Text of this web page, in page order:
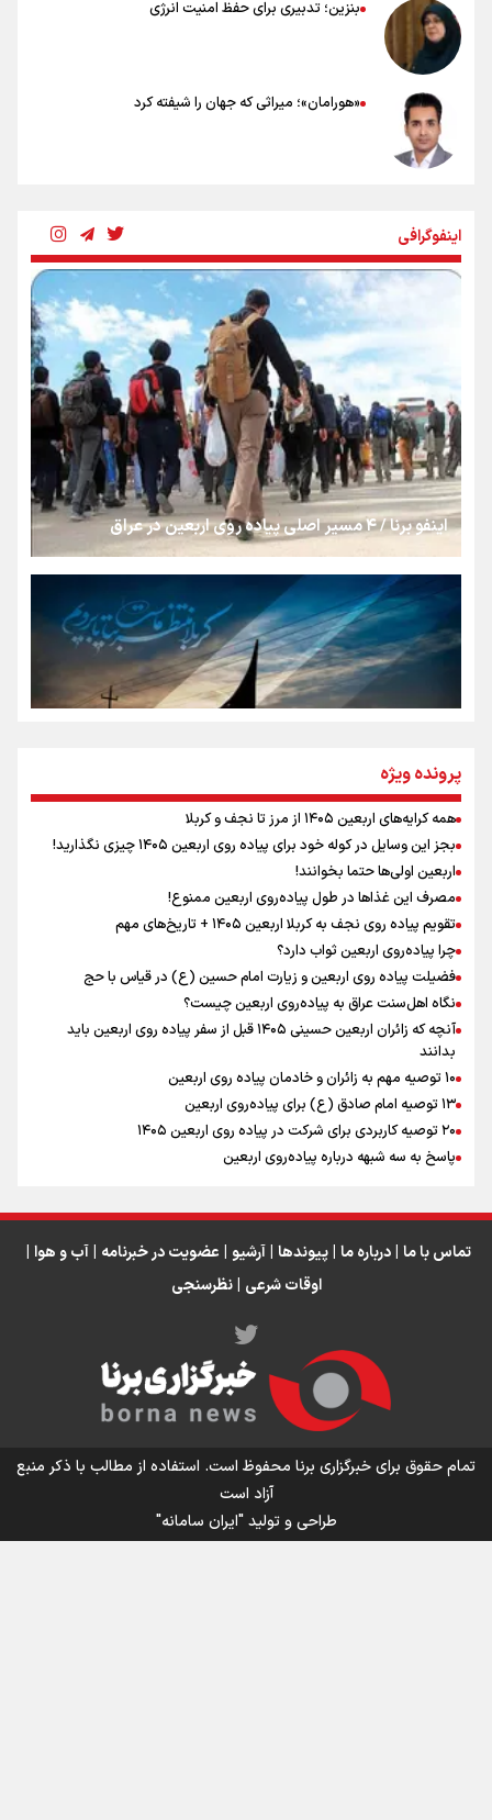
بنزین؛ تدبیری برای حفظ امنیت انرژی
«هورامان»؛ میراثی که جهان را شیفته کرد
رسانه ملی و حق مردم برای شنیدن صدای رئیس‌جمهوری
روایت ایران از کنار مردم
از طلوع خیابان‌ها تا غروب اشک
جمله‌ای که بغض چهارماهه را شکست؛ «آهای مردم، آقا از
تهران رفتند»
سه حسرتی که به دلم ماند
نگاه تمدنی رهبر شهید به فضای مجازی
رابطه کارگر و کارفرما در اندیشه رهبر شهید: از تضاد به
زوجیت
اینفوگرافی
اینفو برنا / ۴ مسیر اصلی پیاده روی اربعین در عراق
اینفو برنا / توصیه‌هایی طلایی برای پیاده روی اربعین
اینفو برنا / جدول کامل فاصله مرز شلمچه تا شهرهای زیارتی
عراق
اینفو برنا/ میزان مالیات بر ارزش افزوده چقدر است؟
پرونده ویژه
همه کرایه‌های اربعین ۱۴۰۵ از مرز تا نجف و کربلا
بجز این وسایل در کوله خود برای پیاده روی اربعین ۱۴۰۵ چیزی نگذارید!
اربعین اولی‌ها حتما بخوانند!
مصرف این غذاها در طول پیاده‌روی اربعین ممنوع!
تقویم پیاده روی نجف به کربلا اربعین ۱۴۰۵ + تاریخ‌های مهم
چرا پیاده‌روی اربعین ثواب دارد؟
فضیلت پیاده روی اربعین و زیارت امام حسین (ع) در قیاس با حج
نگاه اهل‌سنت عراق به پیاده‌روی اربعین چیست؟
آنچه که زائران اربعین حسینی ۱۴۰۵ قبل از سفر پیاده روی اربعین باید
بدانند
۱۰ توصیه مهم به زائران و خادمان پیاده روی اربعین
۱۳ توصیه امام صادق (ع) برای پیاده‌روی اربعین
۲۰ توصیه کاربردی برای شرکت در پیاده روی اربعین ۱۴۰۵
پاسخ به سه‌ شبهه درباره پیاده‌روی اربعین
تماس با ما | درباره ما | پیوندها | آرشیو | عضویت در خبرنامه | آب و هوا |
اوقات شرعی | نظرسنجی
تمام حقوق برای خبرگزاری برنا محفوظ است. استفاده از مطالب با ذکر منبع
آزاد است
طراحی و تولید"ایران سامانه"